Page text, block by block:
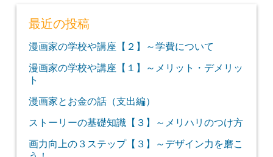
最近の投稿
漫画家の学校や講座【２】～学費について
漫画家の学校や講座【１】～メリット・デメリッ
ト
漫画家とお金の話（支出編）
ストーリーの基礎知識【３】～メリハリのつけ方
画力向上の３ステップ【３】～デザイン力を磨こ